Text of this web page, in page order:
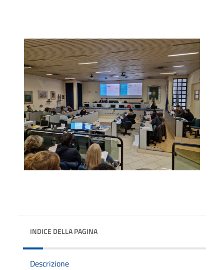
INDICE DELLA PAGINA
Descrizione